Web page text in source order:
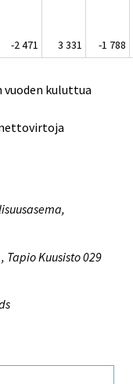
-2 471 3 331 -1 788
vuoden kuluttua
Tapio Kuusisto 029